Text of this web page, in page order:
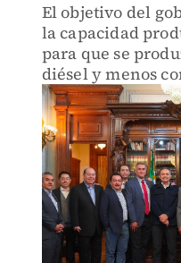
El objetivo del
la capacidad
para que se
diésel y menos